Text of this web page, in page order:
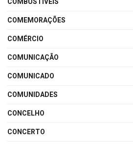
COMEMORAÇÕES
COMÉRCIO
COMUNICAÇÃO
COMUNICADO
COMUNIDADES
CONCELHO
CONCERTO